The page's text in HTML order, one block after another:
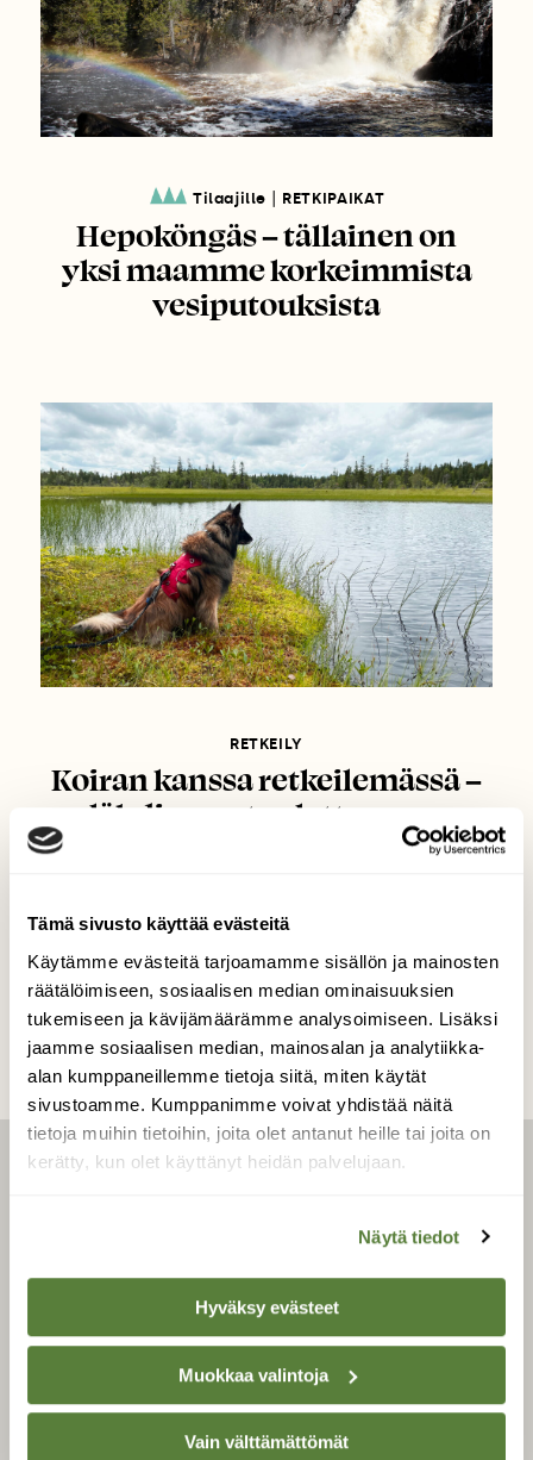
Tämä sivusto käyttää evästeitä
Käytämme evästeitä tarjoamamme sisällön ja mainosten
räätälöimiseen, sosiaalisen median ominaisuuksien
tukemiseen ja kävijämäärämme analysoimiseen. Lisäksi
jaamme sosiaalisen median, mainosalan ja analytiikka-
alan kumppaneillemme tietoja siitä, miten käytät
sivustoamme. Kumppanimme voivat yhdistää näitä
tietoja muihin tietoihin, joita olet antanut heille tai joita on
kerätty, kun olet käyttänyt heidän palvelujaan.
Näytä tiedot
Hyväksy evästeet
Muokkaa valintoja
Vain välttämättömät
Tilaajille RETKIPAIKAT
Hepoköngäs – tällainen on
yksi maamme korkeimmista
vesiputouksista
RETKEILY
Koiran kanssa retkeilemässä –
lähdimme tuulettamaan
vaelluskenkiä ja tassuja
Tilaa digilukuoikeus
Äänestä parasta juttua
Tilaa uutiskirje